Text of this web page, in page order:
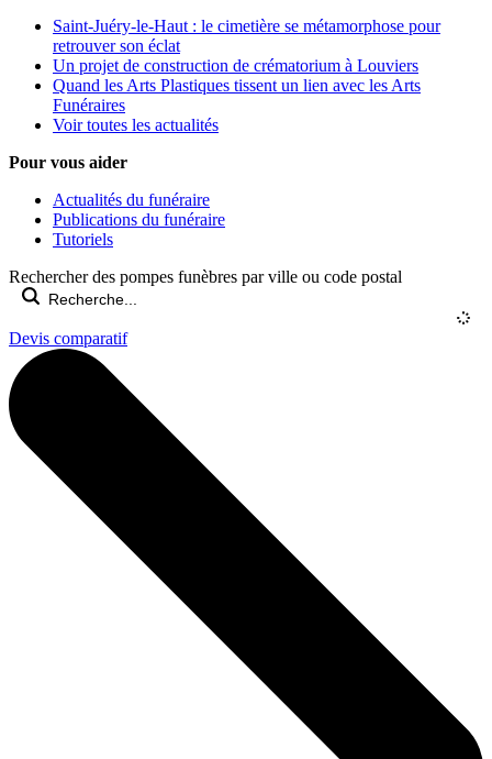
Saint-Juéry-le-Haut : le cimetière se métamorphose pour
retrouver son éclat
Un projet de construction de crématorium à Louviers
Quand les Arts Plastiques tissent un lien avec les Arts
Funéraires
Voir toutes les actualités
Pour vous aider
Actualités du funéraire
Publications du funéraire
Tutoriels
Rechercher des pompes funèbres par ville ou code postal
Devis comparatif